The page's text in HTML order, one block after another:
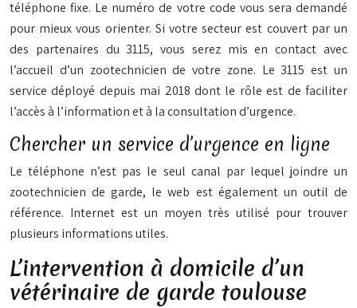
téléphone fixe. Le numéro de votre code vous sera demandé
pour mieux vous orienter. Si votre secteur est couvert par un
des partenaires du 3115, vous serez mis en contact avec
l’accueil d’un zootechnicien de votre zone. Le 3115 est un
service déployé depuis mai 2018 dont le rôle est de faciliter
l’accès à l’information et à la consultation d’urgence.
Chercher un service d’urgence en ligne
Le téléphone n’est pas le seul canal par lequel joindre un
zootechnicien de garde, le web est également un outil de
référence. Internet est un moyen très utilisé pour trouver
plusieurs informations utiles.
L’intervention à domicile d’un
vétérinaire de garde toulouse